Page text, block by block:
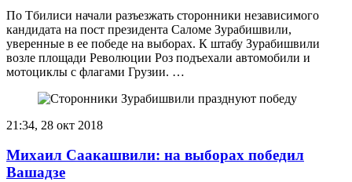
По Тбилиси начали разъезжать сторонники независимого
кандидата на пост президента Саломе Зурабишвили,
уверенные в ее победе на выборах. К штабу Зурабишвили
возле площади Революции Роз подъехали автомобили и
мотоциклы с флагами Грузии. …
21:34, 28 окт 2018
Михаил Саакашвили: на выборах победил
Вашадзе